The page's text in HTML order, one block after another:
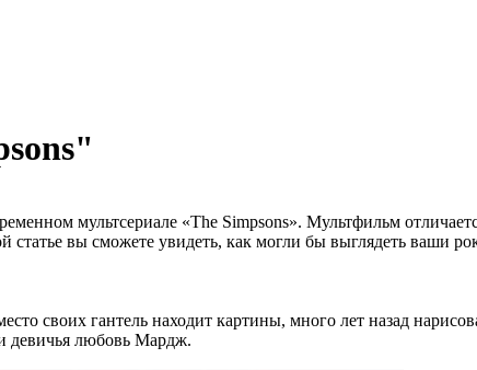
мультсериале «The Simpsons». Мультфильм
статье вы сможете увидеть, как могли бы выглядеть ваши
своих гантель находит картины, много лет назад
девичья любовь Мардж.